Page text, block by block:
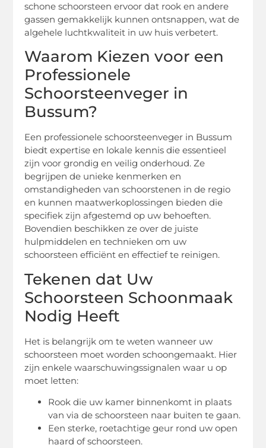
schone schoorsteen ervoor dat rook en andere
gassen gemakkelijk kunnen ontsnappen, wat de
algehele luchtkwaliteit in uw huis verbetert.
Waarom Kiezen voor een
Professionele
Schoorsteenveger in
Bussum?
Een professionele schoorsteenveger in Bussum
biedt expertise en lokale kennis die essentieel
zijn voor grondig en veilig onderhoud. Ze
begrijpen de unieke kenmerken en
omstandigheden van schoorstenen in de regio
en kunnen maatwerkoplossingen bieden die
specifiek zijn afgestemd op uw behoeften.
Bovendien beschikken ze over de juiste
hulpmiddelen en technieken om uw
schoorsteen efficiënt en effectief te reinigen.
Tekenen dat Uw
Schoorsteen Schoonmaak
Nodig Heeft
Het is belangrijk om te weten wanneer uw
schoorsteen moet worden schoongemaakt. Hier
zijn enkele waarschuwingssignalen waar u op
moet letten:
Rook die uw kamer binnenkomt in plaats
van via de schoorsteen naar buiten te gaan.
Een sterke, roetachtige geur rond uw open
haard of schoorsteen.